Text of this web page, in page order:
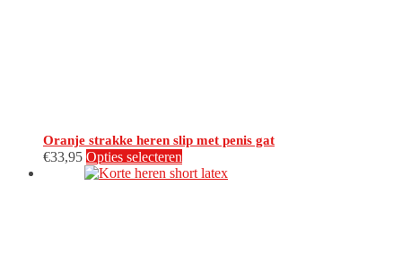
Oranje strakke heren slip met penis gat
€33,95 Opties selecteren
product